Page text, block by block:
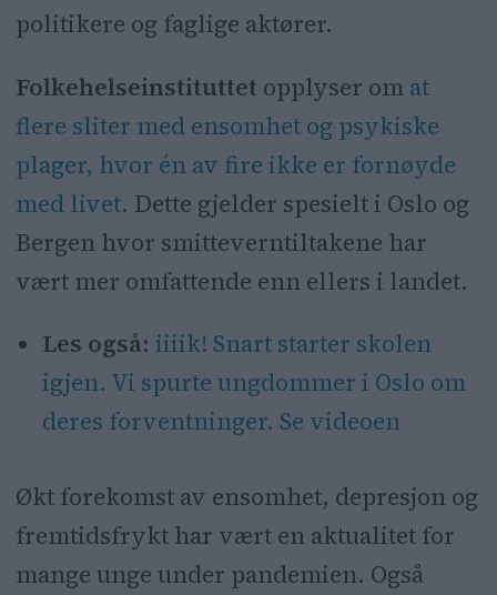
politikere og faglige aktører.
Folkehelseinstituttet opplyser om at
flere sliter med ensomhet og psykiske
plager, hvor én av fire ikke er fornøyde
med livet. Dette gjelder spesielt i Oslo og
Bergen hvor smitteverntiltakene har
vært mer omfattende enn ellers i landet.
Les også: iiiik! Snart starter skolen
igjen. Vi spurte ungdommer i Oslo om
deres forventninger. Se videoen
Økt forekomst av ensomhet, depresjon og
fremtidsfrykt har vært en aktualitet for
mange unge under pandemien. Også